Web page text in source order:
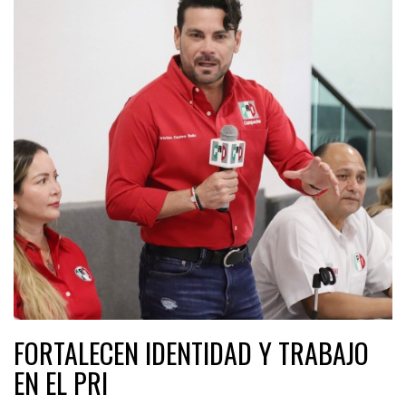
FORTALECEN IDENTIDAD Y TRABAJO
EN EL PRI